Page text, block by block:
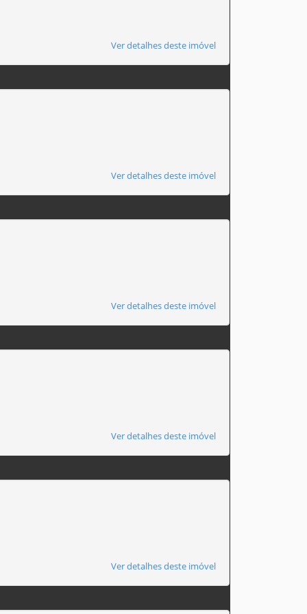
Ver detalhes deste imóvel
Ver detalhes deste imóvel
Ver detalhes deste imóvel
Ver detalhes deste imóvel
Ver detalhes deste imóvel